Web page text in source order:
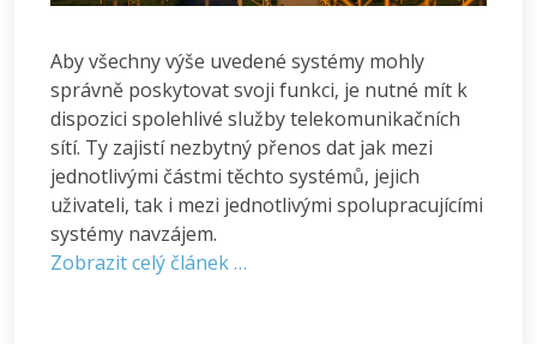
Aby všechny výše uvedené systémy mohly
správně poskytovat svoji funkci, je nutné mít k
dispozici spolehlivé služby telekomunikačních
sítí. Ty zajistí nezbytný přenos dat jak mezi
jednotlivými částmi těchto systémů, jejich
uživateli, tak i mezi jednotlivými spolupracujícími
systémy navzájem.
Zobrazit celý článek …